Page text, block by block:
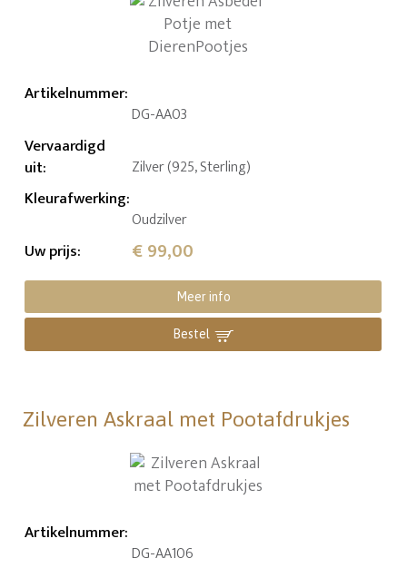
Artikelnummer:
DG-AA03
Vervaardigd
uit: Zilver (925, Sterling)
Kleurafwerking:
Oudzilver
Uw prijs: € 99,00
Meer info
Bestel
Zilveren Askraal met Pootafdrukjes
Artikelnummer:
DG-AA106